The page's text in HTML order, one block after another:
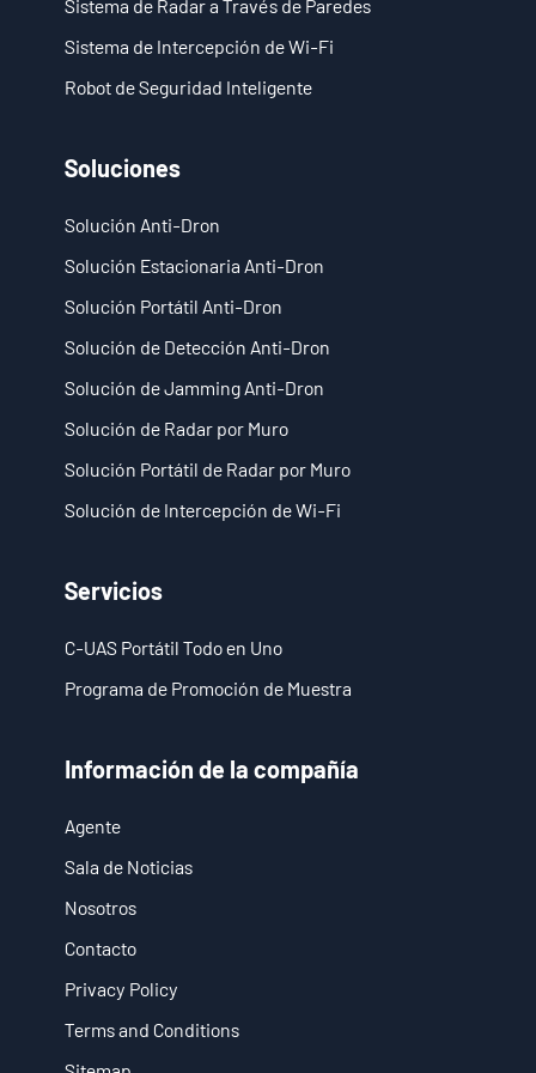
- - ND-SV009 Sistema Portátil de Radar 3D a Través de Paredes
- Sistema de Intercepción de Wi-Fi
- - ND-IR001 Perro Robótico Inteligente
- - ND-IR002 Robot Contra Incendios Portátil
- - ND-UR002 Vehículo Operado Remotamente
Soluciones
- Solución Estacionaria Anti-Dron
- Solución Portátil Anti-Dron
- Solución de Detección Anti-Dron
- Solución de Jamming Anti-Dron
- Solución Portátil de Radar por Muro
- Solución de Intercepción de Wi-Fi
- Noticias de la Compañía
Sistema de Radar a Través de Paredes
Sistema de Intercepción de Wi-Fi
Robot de Seguridad Inteligente
Soluciones
Solución Anti-Dron
Solución Estacionaria Anti-Dron
Solución Portátil Anti-Dron
Solución de Detección Anti-Dron
Solución de Jamming Anti-Dron
Solución de Radar por Muro
Solución Portátil de Radar por Muro
Solución de Intercepción de Wi-Fi
Servicios
C-UAS Portátil Todo en Uno
Programa de Promoción de Muestra
Información de la compañía
Agente
Sala de Noticias
Nosotros
Contacto
Privacy Policy
Terms and Conditions